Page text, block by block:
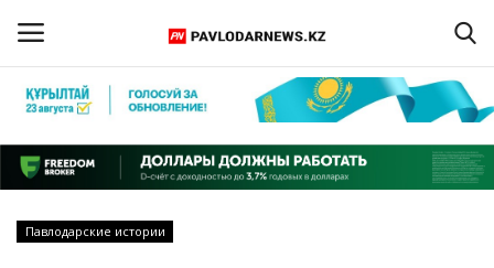
Регистрация
Главная
Павлодарские истории